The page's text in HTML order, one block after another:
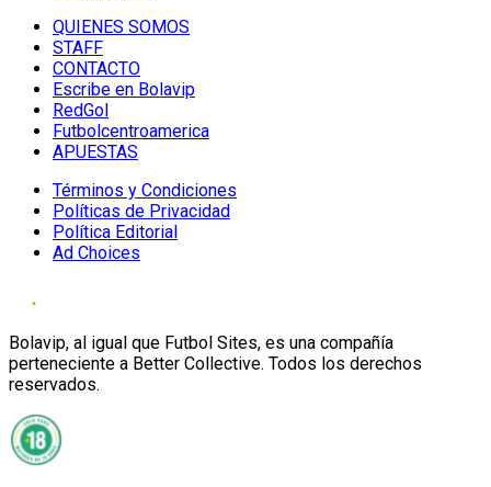
QUIENES SOMOS
STAFF
CONTACTO
Escribe en Bolavip
RedGol
Futbolcentroamerica
APUESTAS
Términos y Condiciones
Políticas de Privacidad
Política Editorial
Ad Choices
Bolavip, al igual que Futbol Sites, es una compañía
perteneciente a Better Collective. Todos los derechos
reservados.